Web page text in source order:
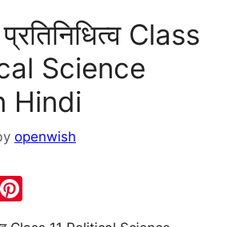
Class
Science
Hindi
openwish